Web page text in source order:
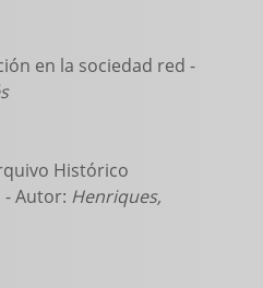
en la sociedad red -
Histórico
Autor: Henriques,